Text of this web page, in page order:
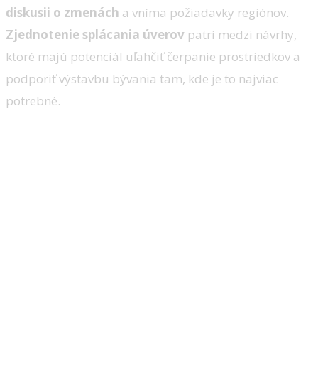
diskusii o zmenách a vníma požiadavky regiónov.
Zjednotenie splácania úverov patrí medzi návrhy,
ktoré majú potenciál uľahčiť čerpanie prostriedkov a
podporiť výstavbu bývania tam, kde je to najviac
potrebné.